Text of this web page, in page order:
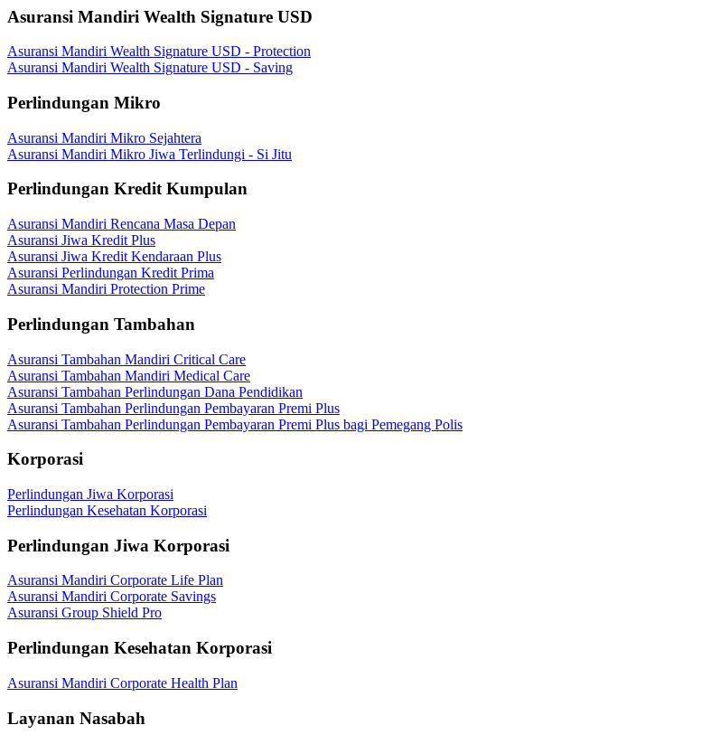
Asuransi Mandiri Wealth Signature USD
Asuransi Mandiri Wealth Signature USD - Protection
Asuransi Mandiri Wealth Signature USD - Saving
Perlindungan Mikro
Asuransi Mandiri Mikro Sejahtera
Asuransi Mandiri Mikro Jiwa Terlindungi - Si Jitu
Perlindungan Kredit Kumpulan
Asuransi Mandiri Rencana Masa Depan
Asuransi Jiwa Kredit Plus
Asuransi Jiwa Kredit Kendaraan Plus
Asuransi Perlindungan Kredit Prima
Asuransi Mandiri Protection Prime
Perlindungan Tambahan
Asuransi Tambahan Mandiri Critical Care
Asuransi Tambahan Mandiri Medical Care
Asuransi Tambahan Perlindungan Dana Pendidikan
Asuransi Tambahan Perlindungan Pembayaran Premi Plus
Asuransi Tambahan Perlindungan Pembayaran Premi Plus bagi Pemegang Polis
Korporasi
Perlindungan Jiwa Korporasi
Perlindungan Kesehatan Korporasi
Perlindungan Jiwa Korporasi
Asuransi Mandiri Corporate Life Plan
Asuransi Mandiri Corporate Savings
Asuransi Group Shield Pro
Perlindungan Kesehatan Korporasi
Asuransi Mandiri Corporate Health Plan
Layanan Nasabah